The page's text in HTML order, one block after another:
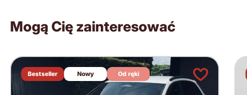
Mogą Cię zainteresować
Bestseller Nowy Od ręki